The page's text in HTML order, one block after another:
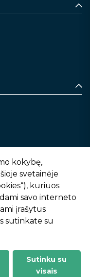
kokybę,
svetainėje
kuriuos
savo interneto
įrašytus
sutinkate su
Sutinku su
visais